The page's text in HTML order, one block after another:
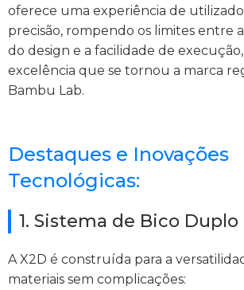
oferece uma experiência de
precisão, rompendo os limites entre
do design e a facilidade de
excelência que se tornou a marca
Bambu Lab.
Destaques e Inovações
Tecnológicas:
1. Sistema de Bico
A X2D é construída para a
materiais sem complicações: